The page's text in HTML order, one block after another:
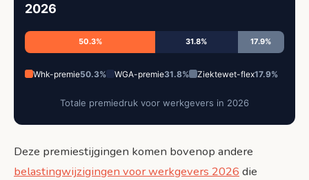
2026
50.3% 31.8% 17.9%
Whk-premie50.3% WGA-premie31.8% Ziektewet-flex17.9%
Totale premiedruk voor werkgevers in 2026
Deze premiestijgingen komen bovenop andere
belastingwijzigingen voor werkgevers 2026 die